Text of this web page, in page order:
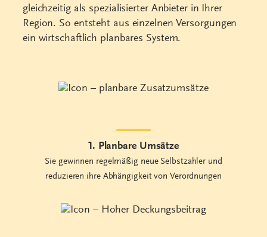
gleichzeitig als spezialisierter Anbieter in Ihrer
Region. So entsteht aus einzelnen Versorgungen
ein wirtschaftlich planbares System.
1. Planbare Umsätze
Sie gewinnen regelmäßig neue Selbstzahler und
reduzieren ihre Abhängigkeit von Verordnungen